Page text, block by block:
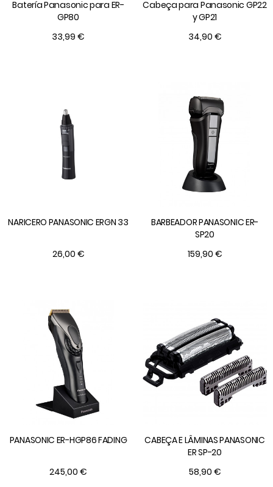
Batería Panasonic para ER-
GP80
33,99 €
Cabeça para Panasonic GP22
y GP21
34,90 €
NARICERO PANASONIC ERGN 33
26,00 €
BARBEADOR PANASONIC ER-
SP20
159,90 €
PANASONIC ER-HGP86 FADING
245,00 €
CABEÇA E LÂMINAS PANASONIC
ER SP-20
58,90 €